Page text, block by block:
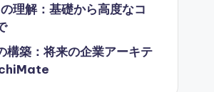
理解：基礎から高度なコ
構築：将来の企業アーキテ